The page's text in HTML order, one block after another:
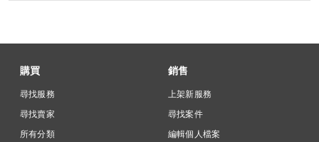
購買
尋找服務
尋找賣家
所有分類
銷售
上架新服務
尋找案件
編輯個人檔案